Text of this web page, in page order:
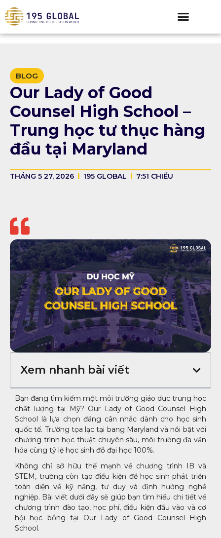
BLOG
Our Lady of Good
Counsel High School –
Trung học tư thục hàng
đầu tại Maryland
THÁNG 5 27, 2026 195 GLOBAL 7:51 CHIỀU
Xem nhanh bài viết
Bạn đang tìm kiếm một môi trường giáo dục trung học
chất lượng tại Mỹ? Our Lady of Good Counsel High
School là lựa chọn đáng cân nhắc dành cho học sinh
quốc tế. Trường tọa lạc tại bang Maryland và nổi bật với
chương trình học thuật chuyên sâu, môi trường đa văn
hóa cùng tỷ lệ học sinh đỗ đại học 100%.
Không chỉ sở hữu thế mạnh về chương trình IB và
STEM, trường còn tạo điều kiện để học sinh phát triển
toàn diện về kỹ năng, tư duy và định hướng nghề
nghiệp. Bài viết dưới đây sẽ giúp bạn tìm hiểu chi tiết về
chương trình đào tạo, học phí, điều kiện đầu vào và cơ
hội học bổng tại Our Lady of Good Counsel High
School.